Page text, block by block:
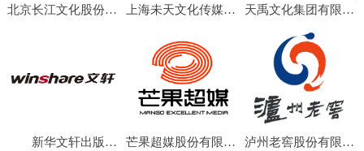
北京长江文化股份有限公司 上海未天文化传媒有限公司 天禹文化集团有限公司
新华文轩出版传媒股份有限公司 芒果超媒股份有限公司 泸州老窖股份有限公司